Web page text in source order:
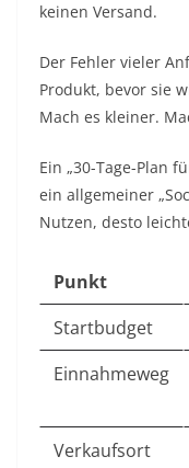
keinen Versand.
Der Fehler vieler
Produkt, bevor sie
Mach es kleiner.
Ein „30-Tage-Plan
ein allgemeiner
Nutzen, desto
Punkt
Startbudget
Einnahmeweg
Verkaufsort